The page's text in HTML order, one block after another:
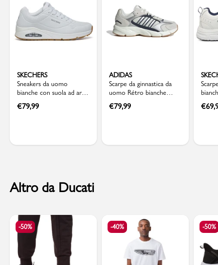
SKECHERS
Sneakers da uomo
bianche con suola ad aria
Skechers Uno
€79,99
ADIDAS
Scarpe da ginnastica da
uomo Rétro bianche
grigie con dettagli blu
adidas Crazychaos 2000
€79,99 €
Altro da Ducati
-50% -40% -50%